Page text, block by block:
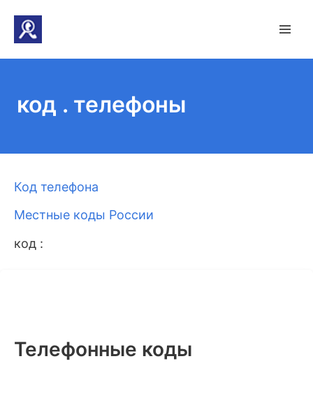
код . телефоны
Код телефона
Местные коды России
код :
Телефонные коды